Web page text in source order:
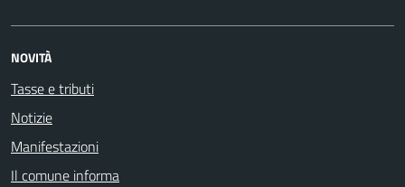
NOVITÀ
Tasse e tributi
Notizie
Manifestazioni
Il comune informa